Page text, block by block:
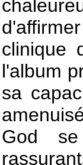
clinique
l'album
sa
God